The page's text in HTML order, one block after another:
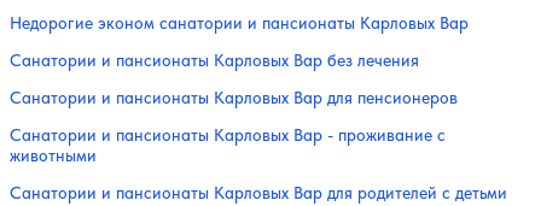
Недорогие эконом санатории и пансионаты Карловых Вар
Санатории и пансионаты Карловых Вар без лечения
Санатории и пансионаты Карловых Вар для пенсионеров
Санатории и пансионаты Карловых Вар - проживание с
животными
Санатории и пансионаты Карловых Вар для родителей с детьми